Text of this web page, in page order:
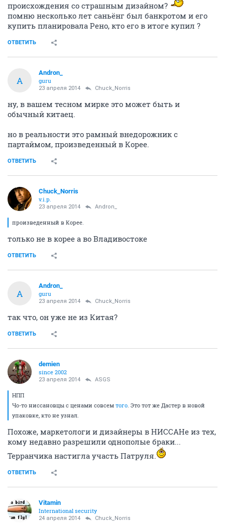
происхождения со страшным дизайном?
помню несколько лет саньёнг был банкротом и его
купить планировала Рено, кто его в итоге купил ?
ОТВЕТИТЬ
A
Andron_
guru
23 апреля 2014 Chuck_Norris
ну, в вашем тесном мирке это может быть и
обычный китаец.
но в реальности это рамный внедорожник с
партаймом, произведенный в Корее.
ОТВЕТИТЬ
Chuck_Norris
v.i.p.
23 апреля 2014 Andron_
произведенный в Корее.
только не в корее а во Владивостоке
ОТВЕТИТЬ
A
Andron_
guru
23 апреля 2014 Chuck_Norris
так что, он уже не из Китая?
ОТВЕТИТЬ
demien
since 2002
23 апреля 2014 ASGS
НПП
Чо-то ниссановцы с ценами совсем того. Это тот же Дастер в новой
упаковке, кто не узнал.
Похоже, маркетологи и дизайнеры в НИССАНе из тех,
кому недавно разрешили однополые браки...
Терранчика настигла участь Патруля.
ОТВЕТИТЬ
Vitamin
International security
24 апреля 2014 Chuck_Norris